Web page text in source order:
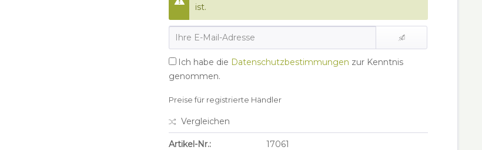
ist.
Ich habe die Datenschutzbestimmungen zur Kenntnis
genommen.
Preise für registrierte Händler
Vergleichen
Artikel-Nr.:
17061